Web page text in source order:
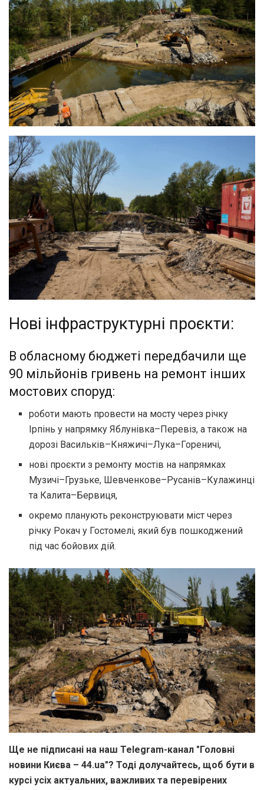
Нові інфраструктурні проєкти:
В обласному бюджеті передбачили ще
90 мільйонів гривень на ремонт інших
мостових споруд:
роботи мають провести на мосту через річку
Ірпінь у напрямку Яблунівка–Перевіз, а також на
дорозі Васильків–Княжичі–Лука–Гореничі,
нові проєкти з ремонту мостів на напрямках
Музичі–Грузьке, Шевченкове–Русанів–Кулажинці
та Калита–Бервиця,
окремо планують реконструювати міст через
річку Рокач у Гостомелі, який був пошкоджений
під час бойових дій.
Ще не підписані на наш Telegram-канал "Головні
новини Києва – 44.ua"? Тоді долучайтесь, щоб бути в
курсі усіх актуальних, важливих та перевірених